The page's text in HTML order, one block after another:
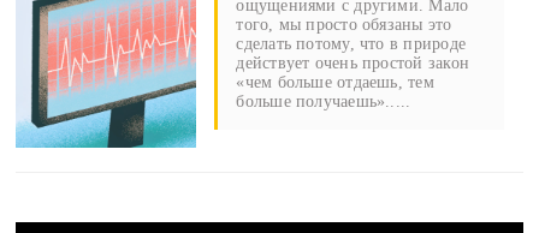
ощущениями с другими. Мало
того, мы просто обязаны это
сделать потому, что в природе
действует очень простой закон
«чем больше отдаешь, тем
больше получаешь».....